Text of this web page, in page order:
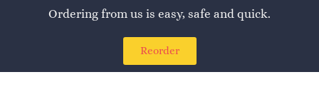
Ordering from us is easy, safe and quick.
Reorder